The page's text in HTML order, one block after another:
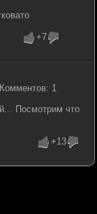
+7
1
Посмотрим что
+13